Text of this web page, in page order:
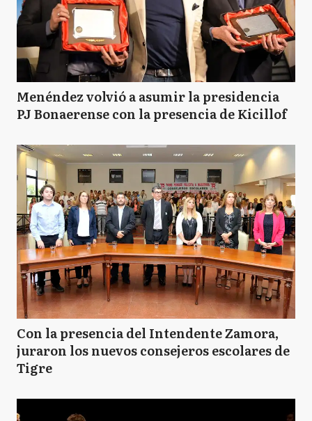
Menéndez volvió a asumir la presidencia
PJ Bonaerense con la presencia de Kicillof
Con la presencia del Intendente Zamora,
juraron los nuevos consejeros escolares de
Tigre